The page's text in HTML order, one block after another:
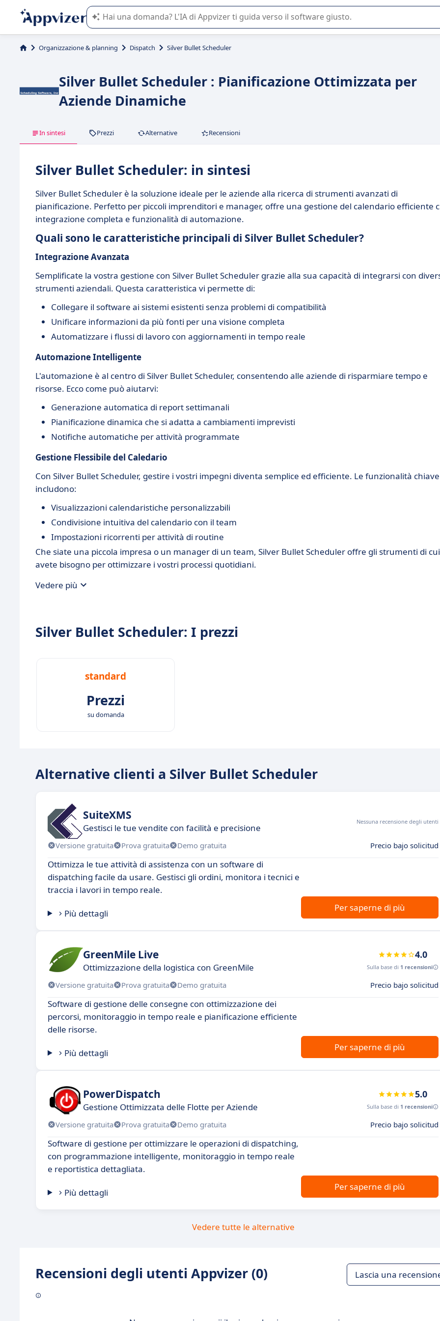
L'IA di Appvizer vi guida nell'utilizzo o nella scelta di un software SaaS per la vostra azienda.
Organizzazione & planning Dispatch Silver Bullet Scheduler
Silver Bullet Scheduler : Pianificazione Ottimizzata per
Aziende Dinamiche
In sintesi Prezzi Alternative Recensioni
Silver Bullet Scheduler: in sintesi
Silver Bullet Scheduler è la soluzione ideale per le aziende alla ricerca di strumenti avanzati di
pianificazione. Perfetto per piccoli imprenditori e manager, offre una gestione del calendario efficiente
integrazione completa e funzionalità di automazione.
Quali sono le caratteristiche principali di Silver Bullet Scheduler?
Integrazione Avanzata
Semplificate la vostra gestione con Silver Bullet Scheduler grazie alla sua capacità di integrarsi con
strumenti aziendali. Questa caratteristica vi permette di:
Collegare il software ai sistemi esistenti senza problemi di compatibilità
Unificare informazioni da più fonti per una visione completa
Automatizzare i flussi di lavoro con aggiornamenti in tempo reale
Automazione Intelligente
L'automazione è al centro di Silver Bullet Scheduler, consentendo alle aziende di risparmiare tempo e
risorse. Ecco come può aiutarvi:
Generazione automatica di report settimanali
Pianificazione dinamica che si adatta a cambiamenti imprevisti
Notifiche automatiche per attività programmate
Gestione Flessibile del Caledario
Con Silver Bullet Scheduler, gestire i vostri impegni diventa semplice ed efficiente. Le funzionalità chiave
includono:
Visualizzazioni calendaristiche personalizzabili
Condivisione intuitiva del calendario con il team
Impostazioni ricorrenti per attività di routine
Che siate una piccola impresa o un manager di un team, Silver Bullet Scheduler offre gli strumenti di cui
avete bisogno per ottimizzare i vostri processi quotidiani.
Vedere più
Silver Bullet Scheduler: I prezzi
standard
Prezzi
su domanda
Alternative clienti a Silver Bullet Scheduler
SuiteXMS
Gestisci le tue vendite con facilità e precisione
Nessuna recensione degli utenti
Versione gratuita Prova gratuita Demo gratuita Precio bajo solicitud
Ottimizza le tue attività di assistenza con un software di
dispatching facile da usare. Gestisci gli ordini, monitora i tecnici e
traccia i lavori in tempo reale.
Più dettagli
Per saperne di più
GreenMile Live
Ottimizzazione della logistica con GreenMile
4.0
Sulla base di 1 recensioni
Versione gratuita Prova gratuita Demo gratuita Precio bajo solicitud
Software di gestione delle consegne con ottimizzazione dei
percorsi, monitoraggio in tempo reale e pianificazione efficiente
delle risorse.
Più dettagli
Per saperne di più
PowerDispatch
Gestione Ottimizzata delle Flotte per Aziende
5.0
Sulla base di 1 recensioni
Versione gratuita Prova gratuita Demo gratuita Precio bajo solicitud
Software di gestione per ottimizzare le operazioni di dispatching,
con programmazione intelligente, monitoraggio in tempo reale
e reportistica dettagliata.
Più dettagli
Per saperne di più
Vedere tutte le alternative
Recensioni degli utenti Appvizer (0) Lascia una